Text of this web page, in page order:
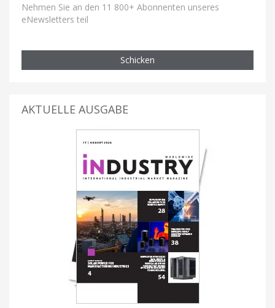
Nehmen Sie an den 11 800+ Abonnenten unseres
eNewsletters teil
Schicken
AKTUELLE AUSGABE